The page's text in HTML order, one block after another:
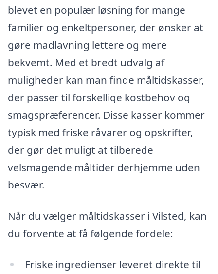
blevet en populær løsning for mange
familier og enkeltpersoner, der ønsker at
gøre madlavning lettere og mere
bekvemt. Med et bredt udvalg af
muligheder kan man finde måltidskasser,
der passer til forskellige kostbehov og
smagspræferencer. Disse kasser kommer
typisk med friske råvarer og opskrifter,
der gør det muligt at tilberede
velsmagende måltider derhjemme uden
besvær.
Når du vælger måltidskasser i Vilsted, kan
du forvente at få følgende fordele:
Friske ingredienser leveret direkte til